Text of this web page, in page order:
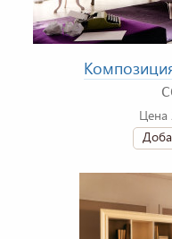
Цена